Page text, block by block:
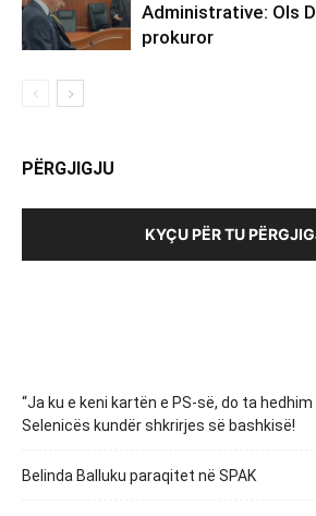
Administrative: Ols
prokuror
PËRGJIGJU
KYÇU PËR TU
“Ja ku e keni kartën e PS-së, do ta
Selenicës kundër shkrirjes së bashkisë!
Belinda Balluku paraqitet në SPAK